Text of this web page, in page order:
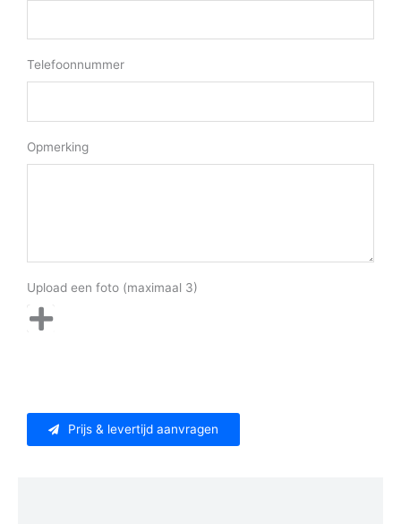
Telefoonnummer
Opmerking
Upload een foto (maximaal 3)
Prijs & levertijd aanvragen